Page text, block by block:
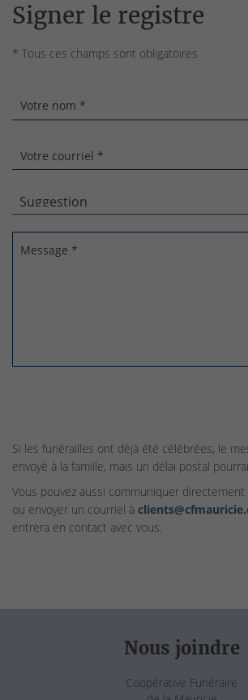
Signer le registre
* Tous ces champs sont obligatoires
Votre nom *
Votre courriel *
Message *
Si les funérailles ont déjà été célébrées, le
envoyé à la famille, mais un délai postal
Vous pouvez aussi communiquer directement
ou envoyer un courriel à
entrera en contact avec vous.
Nous joindre
Coopérative Funéraire